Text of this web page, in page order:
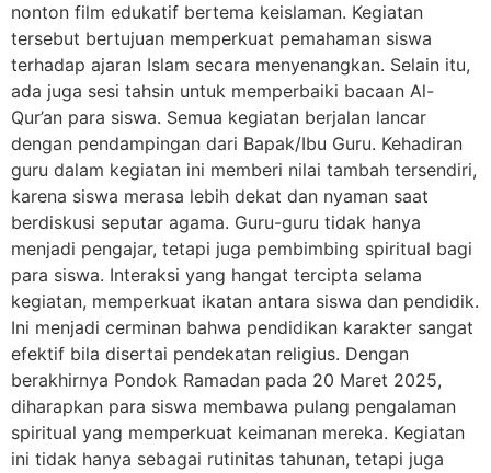
nonton film edukatif bertema keislaman. Kegiatan
tersebut bertujuan memperkuat pemahaman siswa
terhadap ajaran Islam secara menyenangkan. Selain itu,
ada juga sesi tahsin untuk memperbaiki bacaan Al-
Qur’an para siswa. Semua kegiatan berjalan lancar
dengan pendampingan dari Bapak/Ibu Guru. Kehadiran
guru dalam kegiatan ini memberi nilai tambah tersendiri,
karena siswa merasa lebih dekat dan nyaman saat
berdiskusi seputar agama. Guru-guru tidak hanya
menjadi pengajar, tetapi juga pembimbing spiritual bagi
para siswa. Interaksi yang hangat tercipta selama
kegiatan, memperkuat ikatan antara siswa dan pendidik.
Ini menjadi cerminan bahwa pendidikan karakter sangat
efektif bila disertai pendekatan religius. Dengan
berakhirnya Pondok Ramadan pada 20 Maret 2025,
diharapkan para siswa membawa pulang pengalaman
spiritual yang memperkuat keimanan mereka. Kegiatan
ini tidak hanya sebagai rutinitas tahunan, tetapi juga